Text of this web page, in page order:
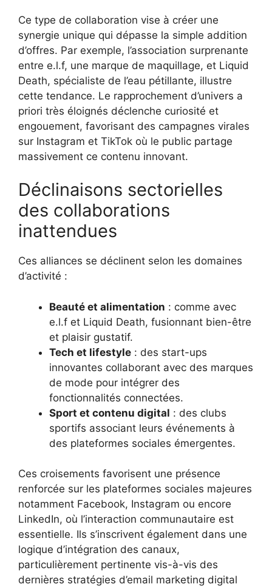
Ce type de collaboration vise à créer une
synergie unique qui dépasse la simple addition
d’offres. Par exemple, l’association surprenante
entre e.l.f, une marque de maquillage, et Liquid
Death, spécialiste de l’eau pétillante, illustre
cette tendance. Le rapprochement d’univers a
priori très éloignés déclenche curiosité et
engouement, favorisant des campagnes virales
sur Instagram et TikTok où le public partage
massivement ce contenu innovant.
Déclinaisons sectorielles
des collaborations
inattendues
Ces alliances se déclinent selon les domaines
d’activité :
Beauté et alimentation : comme avec
e.l.f et Liquid Death, fusionnant bien-être
et plaisir gustatif.
Tech et lifestyle : des start-ups
innovantes collaborant avec des marques
de mode pour intégrer des
fonctionnalités connectées.
Sport et contenu digital : des clubs
sportifs associant leurs événements à
des plateformes sociales émergentes.
Ces croisements favorisent une présence
renforcée sur les plateformes sociales majeures
notamment Facebook, Instagram ou encore
LinkedIn, où l’interaction communautaire est
essentielle. Ils s’inscrivent également dans une
logique d’intégration des canaux,
particulièrement pertinente vis-à-vis des
dernières stratégies d’email marketing digital